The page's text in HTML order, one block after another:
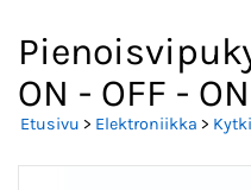
ON - OFF - ON
Etusivu > Elektroniikka >